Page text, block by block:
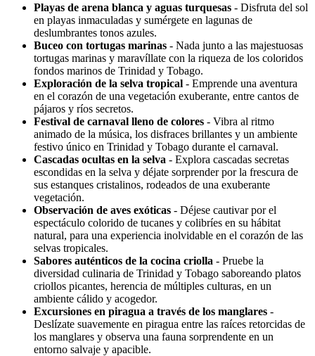
Playas de arena blanca y aguas turquesas - Disfruta del sol
en playas inmaculadas y sumérgete en lagunas de
deslumbrantes tonos azules.
Buceo con tortugas marinas - Nada junto a las majestuosas
tortugas marinas y maravíllate con la riqueza de los coloridos
fondos marinos de Trinidad y Tobago.
Exploración de la selva tropical - Emprende una aventura
en el corazón de una vegetación exuberante, entre cantos de
pájaros y ríos secretos.
Festival de carnaval lleno de colores - Vibra al ritmo
animado de la música, los disfraces brillantes y un ambiente
festivo único en Trinidad y Tobago durante el carnaval.
Cascadas ocultas en la selva - Explora cascadas secretas
escondidas en la selva y déjate sorprender por la frescura de
sus estanques cristalinos, rodeados de una exuberante
vegetación.
Observación de aves exóticas - Déjese cautivar por el
espectáculo colorido de tucanes y colibríes en su hábitat
natural, para una experiencia inolvidable en el corazón de las
selvas tropicales.
Sabores auténticos de la cocina criolla - Pruebe la
diversidad culinaria de Trinidad y Tobago saboreando platos
criollos picantes, herencia de múltiples culturas, en un
ambiente cálido y acogedor.
Excursiones en piragua a través de los manglares -
Deslízate suavemente en piragua entre las raíces retorcidas de
los manglares y observa una fauna sorprendente en un
entorno salvaje y apacible.